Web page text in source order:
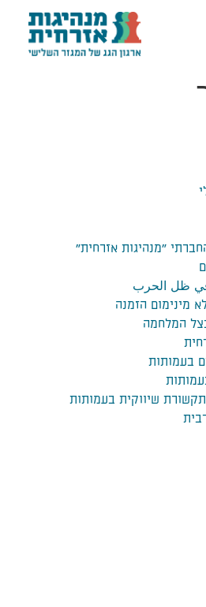
"מנהיגות אזרחית"
في ظل الحرب
מינימום הזמנה
המלחמה
בעמותות
שיווקית בעמותות